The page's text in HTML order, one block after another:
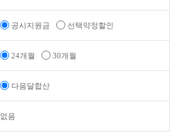
공시지원금 선택약정할인
24개월 30개월
다음달합산
없음